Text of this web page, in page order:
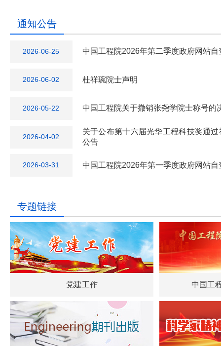
通知公告
2026-06-25 中国工程院2026年第二季度政府网站自
2026-06-02 杜祥琬院士声明
2026-05-22 中国工程院关于撤销张尧学院士称号的
2026-04-02
关于公布第十六届光华工程科技奖通
公告
2026-03-31 中国工程院2026年第一季度政府网站自
专题链接
党建工作 中国工